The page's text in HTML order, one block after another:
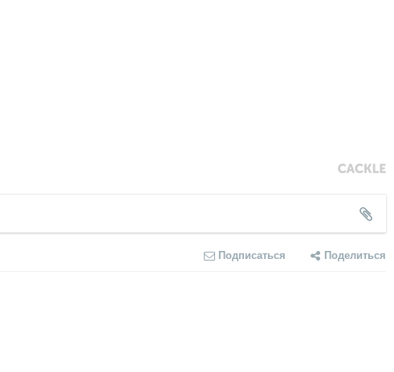
Подписаться Поделиться